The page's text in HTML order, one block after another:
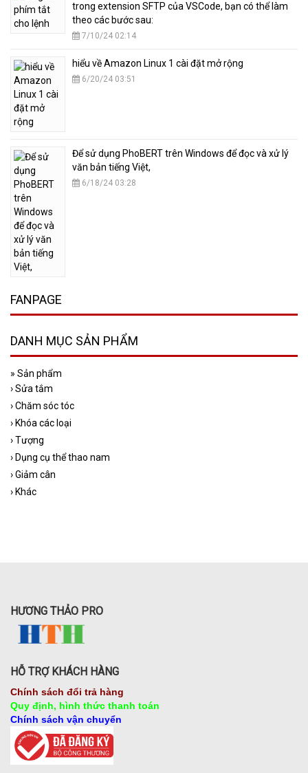
trong extension SFTP của VSCode, bạn có thể làm
theo các bước sau:
7/10/24 02:14
hiểu về Amazon Linux 1 cài đặt mở rộng
6/20/24 03:51
​Để sử dụng PhoBERT trên Windows để đọc và xử lý
văn bản tiếng Việt,
6/18/24 03:28
FANPAGE
DANH MỤC SẢN PHẨM
» Sản phẩm
›Sửa tắm
›Chăm sóc tóc
› Khóa các loại
›Tượng
› Dụng cụ thể thao nam
›Giảm cân
› Khác
HƯƠNG THẢO PRO
HỖ TRỢ KHÁCH HÀNG
Chính sách đổi trả hàng
Quy định, hình thức thanh toán
Chính sách vận chuyển